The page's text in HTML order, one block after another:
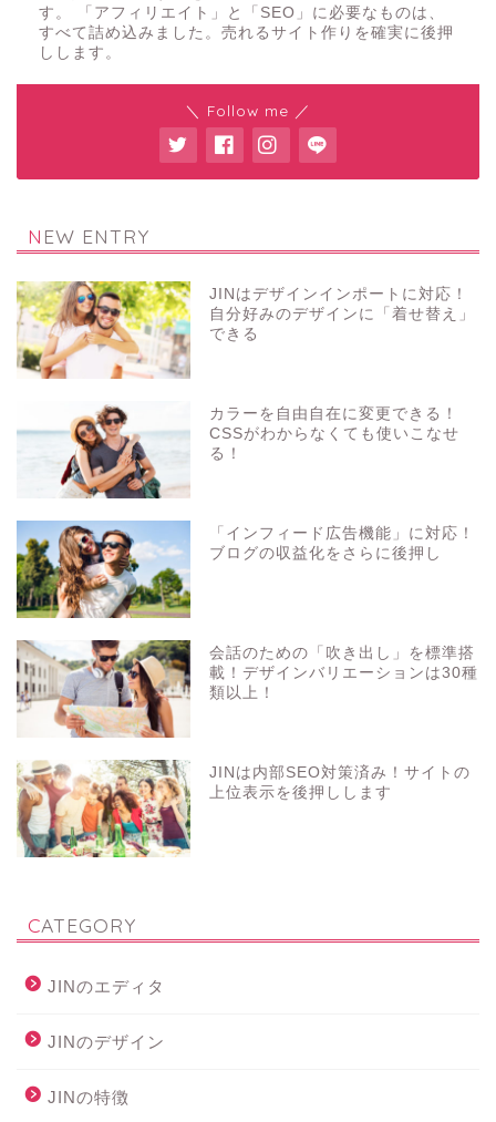
す。 「アフィリエイト」と「SEO」に必要なものは、
すべて詰め込みました。売れるサイト作りを確実に後押
しします。
＼ Follow me ／
NEW ENTRY
JINはデザインインポートに対応！
自分好みのデザインに「着せ替え」
できる
カラーを自由自在に変更できる！
CSSがわからなくても使いこなせ
る！
「インフィード広告機能」に対応！
ブログの収益化をさらに後押し
会話のための「吹き出し」を標準搭
載！デザインバリエーションは30種
類以上！
JINは内部SEO対策済み！サイトの
上位表示を後押しします
CATEGORY
JINのエディタ
JINのデザイン
JINの特徴